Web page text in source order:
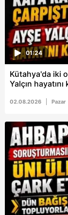
hazırlanmış
ilgili mevzuata
almak için lütfen
01:24
Kütahya'da iki
Yalçın
02.08.2026 Pazar